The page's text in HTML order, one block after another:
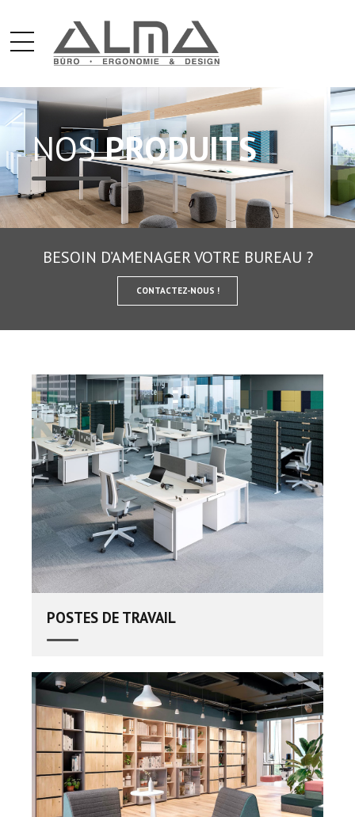
NOSPRODUITS
BESOIN D’AMENAGER VOTRE BUREAU ?
CONTACTEZ-NOUS !
POSTES DE TRAVAIL